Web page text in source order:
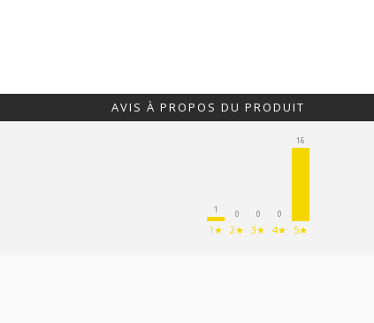
AVIS À PROPOS DU PRODUIT
1
1★
0
2★
0
3★
0
4★
16
5★